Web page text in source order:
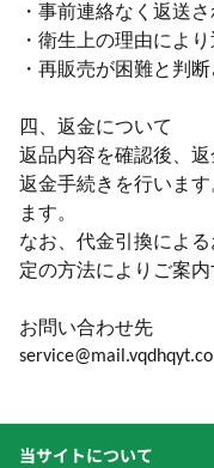
・事前連絡なく返送
・衛生上の理由によ
・再販売が困難と判
四、返金について
返品内容を確認後、
返金手続きを行いま
ます。
なお、代金引換によ
定の方法によりご案内
お問い合わせ先
当サイトについて